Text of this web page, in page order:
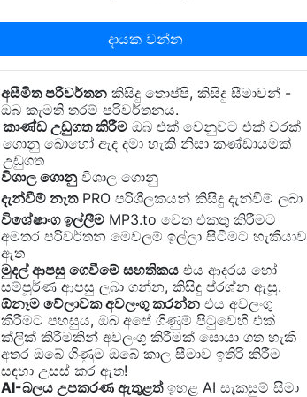
දායක වන්න
අසීමිත පරිවර්තනකිසිදු තොප්පි, කිසිදු සීමාවන් -
ඔබ කැමති තරම් පරිවර්තනය.
කාණ්ඩ උඩුගත කිරීමඔබ එක් වෙනුවට එක් වරක්
ගොනු බොහෝ ඇද දමා හැකි නිසා කණ්ඩායමක්
උඩුගත
විශාල ගොනුවිශාල ගොනු
දැන්වීම් නැතPRO පරිශීලකයන් කිසිදු දැන්වීම් ලබා
විශේෂාංග ඉල්ලීමMP3.to වෙත එකතු කිරීමට
අමතර පරිවර්තන මෙවලම් ඉල්ලා සිටීමට හැකියාව
ඇත
මුදල් ආපසු ගෙවීමේ සහතිකයඑය ආදරය හෝ
සම්පූර්ණ ආපසු ලබා ගන්න, කිසිදු ප්රශ්න ඇසූ.
ඕනෑම වේලාවක අවලංගු කරන්නඑය අවලංගු
කිරීමට පහසුය, ඔබ අපේ ගිණුම් පිටුවෙහි එක්
ක්ලික් කිරීමකින් අවලංගු කිරීමක් සොයා ගත හැකි
අතර ඔබේ ගිණුම ඔබේ කාල සීමාව ඉතිරි කිරීම
සඳහා උසස් කර ඇත!
AI-බලය උපකරණ ඇතුළත්ඉහළ AI සැකසුම් සීමා